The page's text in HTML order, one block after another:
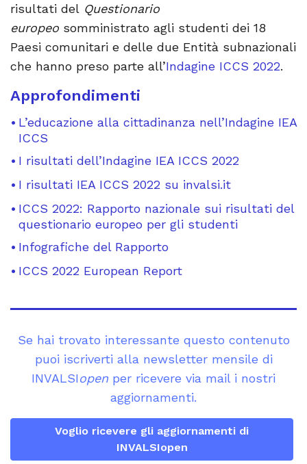
risultati del Questionario
europeo somministrato agli studenti dei 18
Paesi comunitari e delle due Entità subnazionali
che hanno preso parte all’Indagine ICCS 2022.
Approfondimenti
L’educazione alla cittadinanza nell’Indagine IEA
ICCS
I risultati dell’Indagine IEA ICCS 2022
I risultati IEA ICCS 2022 su invalsi.it
ICCS 2022: Rapporto nazionale sui risultati del
questionario europeo per gli studenti
Infografiche del Rapporto
ICCS 2022 European Report
Se hai trovato interessante questo contenuto
puoi iscriverti alla newsletter mensile di
INVALSIopen per ricevere via mail i nostri
aggiornamenti.
Voglio ricevere gli aggiornamenti di
INVALSIopen